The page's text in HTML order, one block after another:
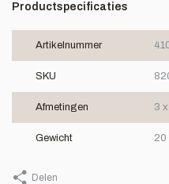
Productspecificaties
Artikelnummer
SKU
Afmetingen 3
Gewicht 20
Delen